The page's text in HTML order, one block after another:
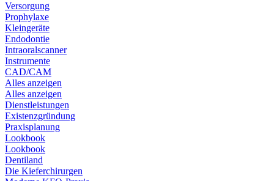
Versorgung
Prophylaxe
Kleingeräte
Endodontie
Intraoralscanner
Instrumente
CAD/CAM
Alles anzeigen
Alles anzeigen
Dienstleistungen
Existenzgründung
Praxisplanung
Lookbook
Lookbook
Dentiland
Die Kieferchirurgen